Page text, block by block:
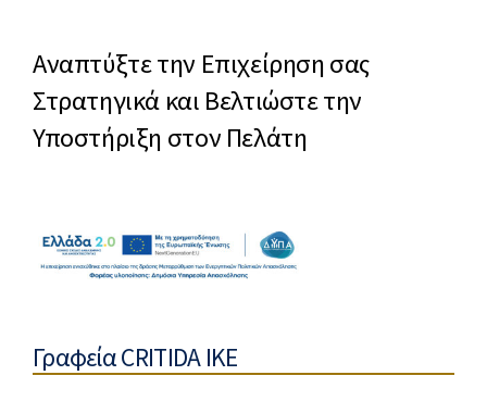
Αναπτύξτε την Επιχείρηση σας
Στρατηγικά και Βελτιώστε την
Υποστήριξη στον Πελάτη
Γραφεία CRITIDA IKE